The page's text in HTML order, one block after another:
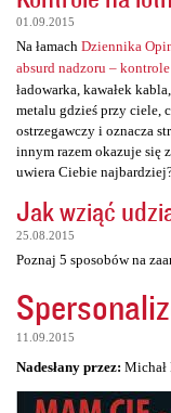
01.09.2015
Na łamach Dziennika
absurd nadzoru –
ładowarka, kawałek
metalu gdzieś przy ciele,
ostrzegawczy i oznacza
innym razem okazuje się
uwiera Ciebie
Jak wziąć
25.08.2015
Poznaj 5 sposobów na
11.09.2015
Nadesłany przez: Michał